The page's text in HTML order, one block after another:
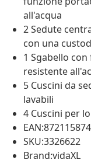
all'acqua
2 Sedute
con una
1 Sgabello
resistente
5 Cuscini da
lavabili
4 Cuscini per
SKU:3326622
Brand:vidaXL